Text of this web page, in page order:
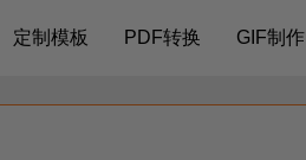
定制模板 PDF转换 GIF制作